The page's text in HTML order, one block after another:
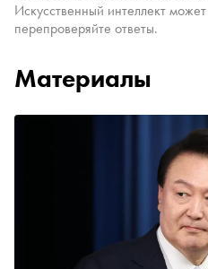
Искусственный интеллект
перепроверяйте ответы.
Материалы